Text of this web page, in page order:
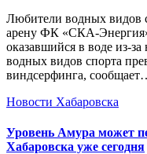
Любители водных видов спорта начали осваивать главную
арену ФК «СКА-
оказавшийся в воде из-
водных видов спорта
виндсерфинга,
Новости Хабаровска
Уровень Амура может
Хабаровска уже сегодня